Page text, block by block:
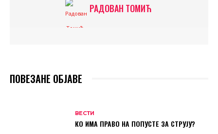
РАДОВАН ТОМИЋ
ПОВЕЗАНЕ ОБЈАВЕ
ВЕСТИ
КО ИМА ПРАВО НА ПОПУСТЕ ЗА СТРУЈУ?